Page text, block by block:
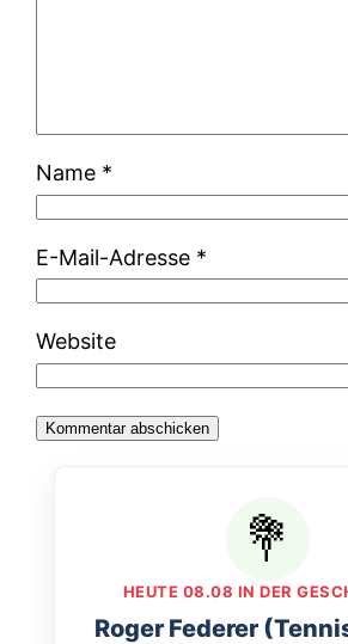
Name *
E-Mail-Adresse *
Website
HEUTE 08.08 IN DER
Roger Federer